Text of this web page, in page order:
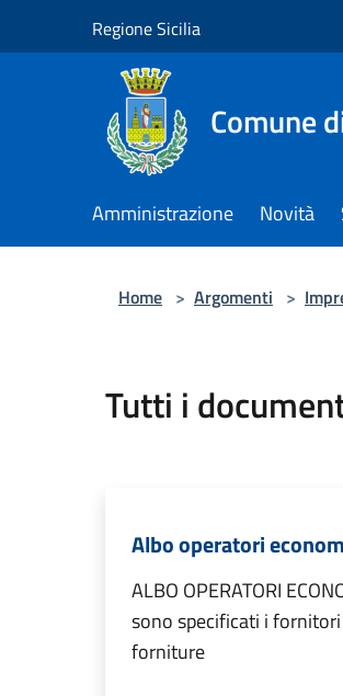
Regione Sicilia
Comune
Amministrazione Novità
Home > Argomenti >
Tutti i
Albo operatori
ALBO OPERATORI
sono specificati i
forniture